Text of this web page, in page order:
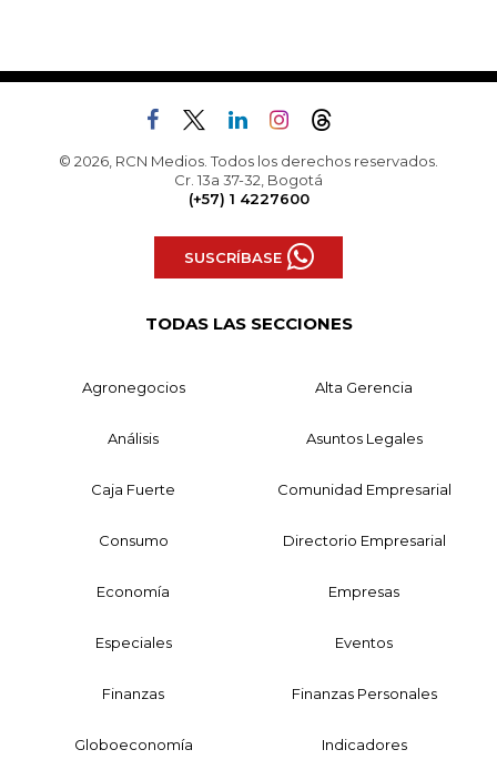
© 2026, RCN Medios. Todos los derechos reservados.
Cr. 13a 37-32, Bogotá
(+57) 1 4227600
SUSCRÍBASE
TODAS LAS SECCIONES
Agronegocios Alta Gerencia
Análisis Asuntos Legales
Caja Fuerte Comunidad Empresarial
Consumo Directorio Empresarial
Economía Empresas
Especiales Eventos
Finanzas Finanzas Personales
Globoeconomía Indicadores